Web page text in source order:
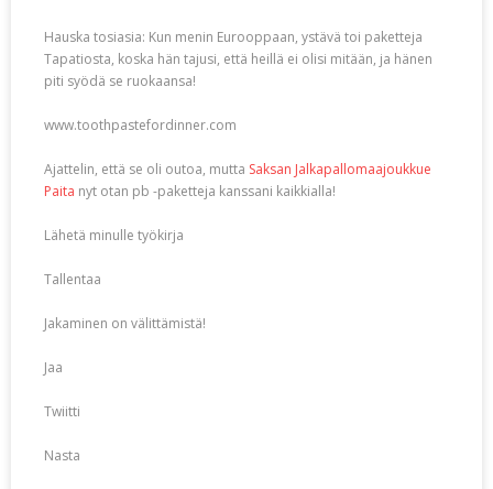
Hauska tosiasia: Kun menin Eurooppaan, ystävä toi paketteja
Tapatiosta, koska hän tajusi, että heillä ei olisi mitään, ja hänen
piti syödä se ruokaansa!
www.toothpastefordinner.com
Ajattelin, että se oli outoa, mutta Saksan Jalkapallomaajoukkue
Paita nyt otan pb -paketteja kanssani kaikkialla!
Lähetä minulle työkirja
Tallentaa
Jakaminen on välittämistä!
Jaa
Twiitti
Nasta